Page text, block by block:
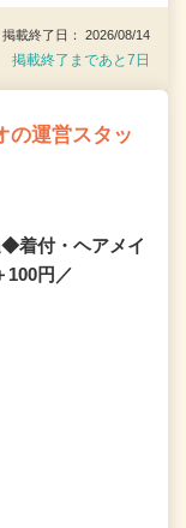
載終了日： 2026/08/14
掲載終了まであと7日
の運営スタッ
着付・ヘアメイ
100円／